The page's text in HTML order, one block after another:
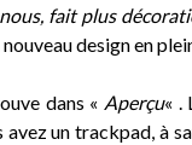
fait plus
design en
dans « Aperçu« .
un trackpad, à